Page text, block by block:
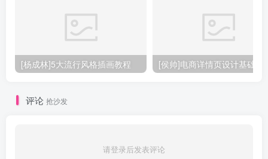
[杨成林]5大流行风格插画教程 [侯帅]电商详情页设计基础
评论 抢沙发
请登录后发表评论